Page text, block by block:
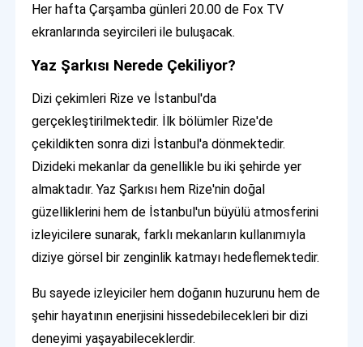
Her hafta Çarşamba günleri 20.00 de Fox TV
ekranlarında seyircileri ile buluşacak.
Yaz Şarkısı Nerede Çekiliyor?
Dizi çekimleri Rize ve İstanbul'da
gerçekleştirilmektedir. İlk bölümler Rize'de
çekildikten sonra dizi İstanbul'a dönmektedir.
Dizideki mekanlar da genellikle bu iki şehirde yer
almaktadır. Yaz Şarkısı hem Rize'nin doğal
güzelliklerini hem de İstanbul'un büyülü atmosferini
izleyicilere sunarak, farklı mekanların kullanımıyla
diziye görsel bir zenginlik katmayı hedeflemektedir.
Bu sayede izleyiciler hem doğanın huzurunu hem de
şehir hayatının enerjisini hissedebilecekleri bir dizi
deneyimi yaşayabileceklerdir.